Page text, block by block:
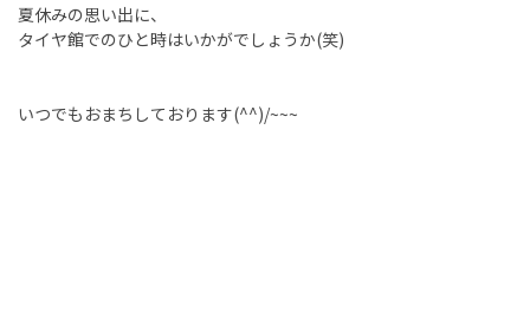
夏休みの思い出に、
タイヤ館でのひと時はいかがでしょうか(笑)
いつでもおまちしております(^^)/~~~